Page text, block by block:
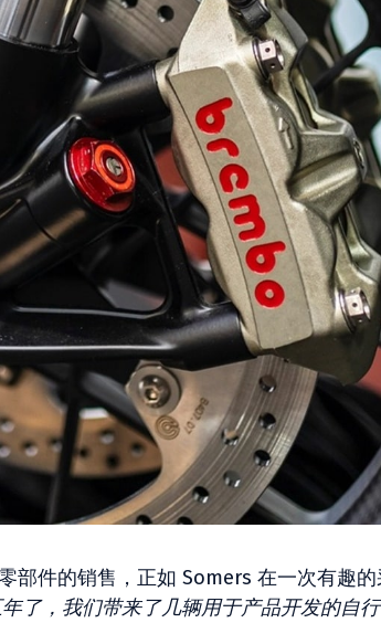
部件的销售，正如 Somers 在一次有趣
了，我们带来了几辆用于产品开发的自行